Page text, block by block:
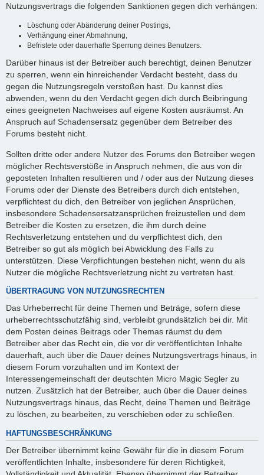
Nutzungsvertrags die folgenden Sanktionen gegen dich verhängen:
Löschung oder Abänderung deiner Postings,
Verhängung einer Abmahnung,
Befristete oder dauerhafte Sperrung deines Benutzers.
Darüber hinaus ist der Betreiber auch berechtigt, deinen Benutzer
zu sperren, wenn ein hinreichender Verdacht besteht, dass du
gegen die Nutzungsregeln verstoßen hast. Du kannst dies
abwenden, wenn du den Verdacht gegen dich durch Beibringung
eines geeigneten Nachweises auf eigene Kosten ausräumst. An
Anspruch auf Schadensersatz gegenüber dem Betreiber des
Forums besteht nicht.
Sollten dritte oder andere Nutzer des Forums den Betreiber wegen
möglicher Rechtsverstöße in Anspruch nehmen, die aus von dir
geposteten Inhalten resultieren und / oder aus der Nutzung dieses
Forums oder der Dienste des Betreibers durch dich entstehen,
verpflichtest du dich, den Betreiber von jeglichen Ansprüchen,
insbesondere Schadensersatzansprüchen freizustellen und dem
Betreiber die Kosten zu ersetzen, die ihm durch deine
Rechtsverletzung entstehen und du verpflichtest dich, den
Betreiber so gut als möglich bei Abwicklung des Falls zu
unterstützen. Diese Verpflichtungen bestehen nicht, wenn du als
Nutzer die mögliche Rechtsverletzung nicht zu vertreten hast.
ÜBERTRAGUNG VON NUTZUNGSRECHTEN
Das Urheberrecht für deine Themen und Beträge, sofern diese
urheberrechtsschutzfähig sind, verbleibt grundsätzlich bei dir. Mit
dem Posten deines Beitrags oder Themas räumst du dem
Betreiber aber das Recht ein, die vor dir veröffentlichten Inhalte
dauerhaft, auch über die Dauer deines Nutzungsvertrags hinaus, in
diesem Forum vorzuhalten und im Kontext der
Interessengemeinschaft der deutschten Micro Magic Segler zu
nutzen. Zusätzlich hat der Betreiber, auch über die Dauer deines
Nutzungsvertrags hinaus, das Recht, deine Themen und Beiträge
zu löschen, zu bearbeiten, zu verschieben oder zu schließen.
HAFTUNGSBESCHRÄNKUNG
Der Betreiber übernimmt keine Gewähr für die in diesem Forum
veröffentlichten Inhalte, insbesondere für deren Richtigkeit,